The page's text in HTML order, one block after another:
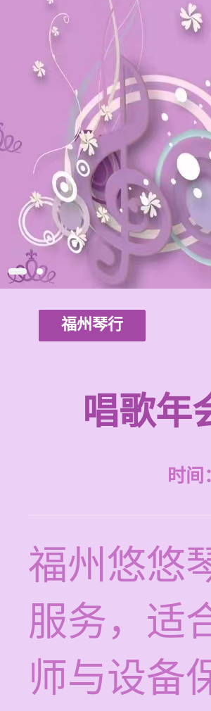
福州琴行
唱歌年
时间
福州悠悠
服务，适
师与设备